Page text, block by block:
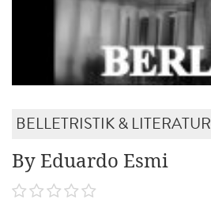
BELLETRISTIK & LITERATUR
By Eduardo Esmi